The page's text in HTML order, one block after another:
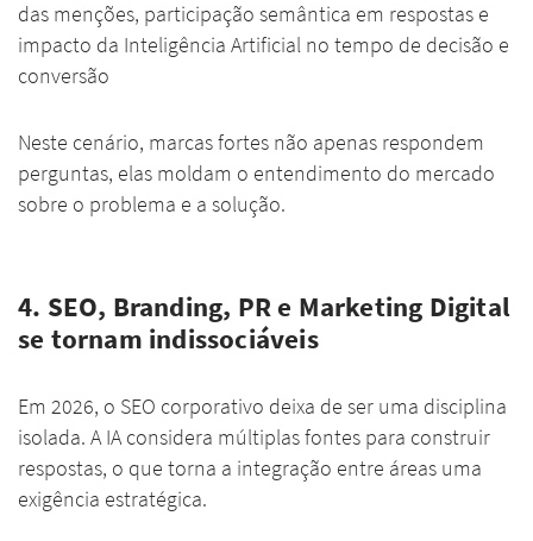
das menções, participação semântica em respostas e
impacto da Inteligência Artificial no tempo de decisão e
conversão
Neste cenário, marcas fortes não apenas respondem
perguntas, elas moldam o entendimento do mercado
sobre o problema e a solução.
4. SEO, Branding, PR e Marketing Digital
se tornam indissociáveis
Em 2026, o SEO corporativo deixa de ser uma disciplina
isolada. A IA considera múltiplas fontes para construir
respostas, o que torna a integração entre áreas uma
exigência estratégica.